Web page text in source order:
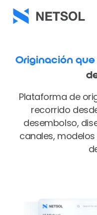
Originación
Plataforma de
recorrido
desembolso,
canales,